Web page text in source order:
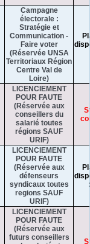
Campagne
électorale :
Stratégie et
Communication -
Faire voter
(Réservée UNSA
Territoriaux Région
Centre Val de
Loire)
LICENCIEMENT
POUR FAUTE
(Réservée aux
conseillers du
salarié toutes
régions SAUF
URIF)
LICENCIEMENT
POUR FAUTE
(Réservée aux
défenseurs
syndicaux toutes
regions SAUF
URIF)
LICENCIEMENT
POUR FAUTE
(Réservée aux
futurs conseillers